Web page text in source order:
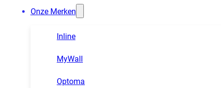
Onze Merken
Inline
MyWall
Optoma